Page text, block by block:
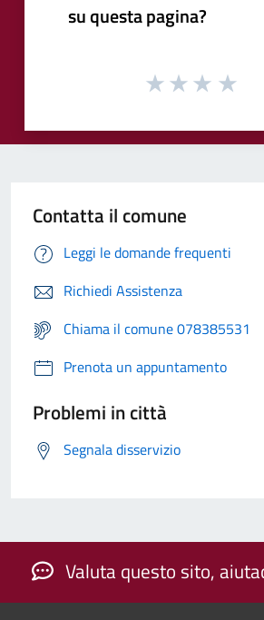
su questa pagina?
Contatta il comune
Leggi le domande frequenti
Richiedi Assistenza
Chiama il comune 078385531
Prenota un appuntamento
Problemi in città
Segnala disservizio
Valuta questo sito,